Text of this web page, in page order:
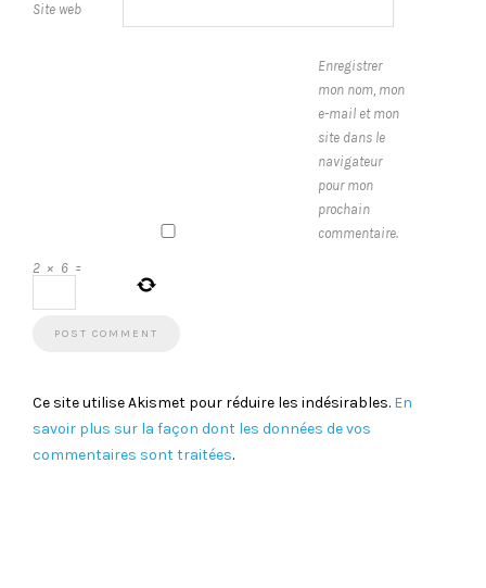
Site web
Enregistrer
mon nom, mon
e-mail et mon
site dans le
navigateur
pour mon
prochain
commentaire.
2 × 6 =
Ce site utilise Akismet pour réduire les indésirables. En
savoir plus sur la façon dont les données de vos
commentaires sont traitées.